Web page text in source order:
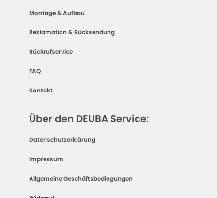
Montage & Aufbau
Reklamation & Rücksendung
Rückrufservice
FAQ
Kontakt
Über den DEUBA Service:
Datenschutzerklärung
Impressum
Allgemeine Geschäftsbedingungen